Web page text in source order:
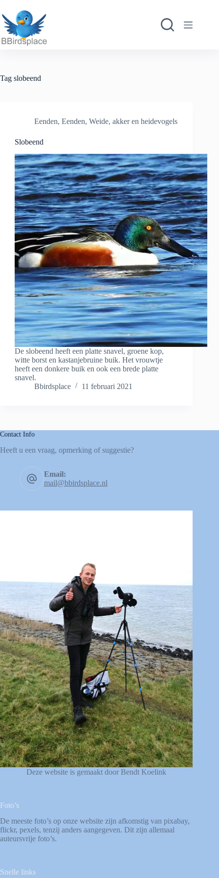
naar
de
inhoud
Tag slobeend
Eenden, Eenden, Weide, akker en heidevogels
Slobeend
De slobeend heeft een platte snavel, groene kop,
witte borst en kastanjebruine buik. Het vrouwtje
heeft een donkere buik en ook een brede platte
snavel.
Bbirdsplace
11 februari 2021
Contact Info
Heeft u een vraag, opmerking of suggestie?
Email:
mail@bbirdsplace.nl
Deze website is gemaakt door Bendt Koelink
Foto’s
De meeste foto’s op onze website zijn afkomstig van pixabay,
flickr, pexels, tenzij anders aangegeven. Dit zijn allemaal
auteursvrije foto’s.
Snelle links